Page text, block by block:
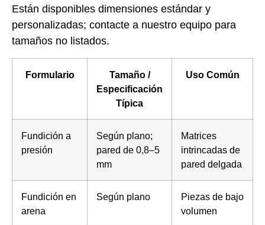
Están disponibles dimensiones estándar y
personalizadas; contacte a nuestro equipo para
tamaños no listados.
Formulario
Tamaño /
Especificación
Típica
Uso Común
Fundición a
presión
Según plano;
pared de 0,8–5
mm
Matrices
intrincadas de
pared delgada
Fundición en
arena
Según plano
Piezas de bajo
volumen